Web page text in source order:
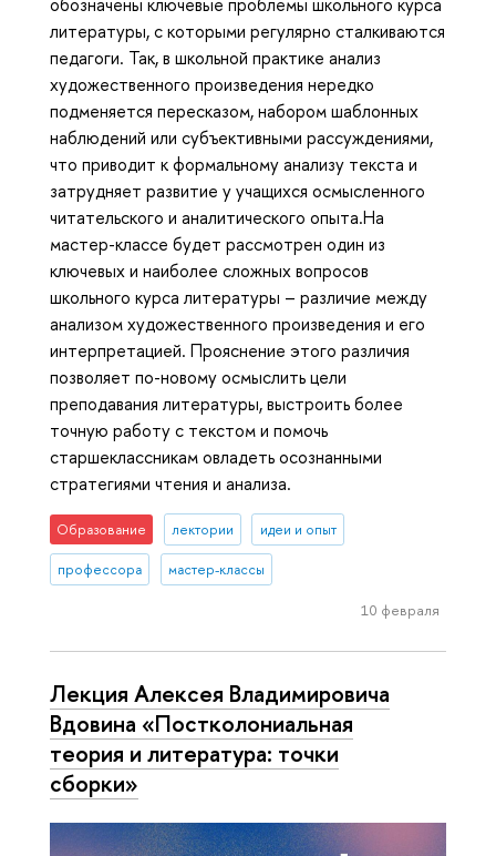
литературы, с которыми регулярно сталкиваются
педагоги. Так, в школьной практике анализ
художественного произведения нередко
подменяется пересказом, набором шаблонных
наблюдений или субъективными рассуждениями,
что приводит к формальному анализу текста и
затрудняет развитие у учащихся осмысленного
читательского и аналитического опыта.На
мастер-классе будет рассмотрен один из
ключевых и наиболее сложных вопросов
школьного курса литературы – различие между
анализом художественного произведения и его
интерпретацией. Прояснение этого различия
позволяет по-новому осмыслить цели
преподавания литературы, выстроить более
точную работу с текстом и помочь
старшеклассникам овладеть осознанными
стратегиями чтения и анализа.
Образование лектории идеи и опыт
профессора мастер-классы
10 февраля
Лекция Алексея Владимировича
Вдовина «Постколониальная
теория и литература: точки
сборки»